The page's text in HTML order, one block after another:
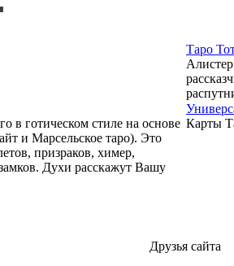
Таро
в готическом стиле на основе
и Марсельское таро). Это
призраков, химер,
Духи расскажут Вашу
Карты
Друзья сайта